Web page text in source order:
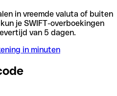
in vreemde valuta of buiten
je SWIFT-overboekingen
van 5 dagen.
in minuten